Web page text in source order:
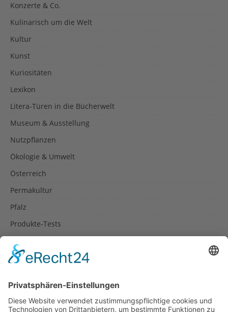
Konzerte & Co.
Kulinarisch um die Welt
Kultur
Kunst
Kuriositäten
Lexikon
Litera-Türen in die Bücherwelt
Museum & Ausstellung
Nutzpflanzen
Ökologie & Umwelt
Österreich
Permakultur
Pfalz
Produkte-Tests
Rezepte
Spanien
Südtirol